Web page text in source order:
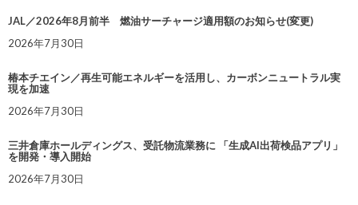
JAL／2026年8月前半 燃油サーチャージ適用額のお知らせ(変更)
2026年7月30日
椿本チエイン／再生可能エネルギーを活用し、カーボンニュートラル実
現を加速
2026年7月30日
三井倉庫ホールディングス、受託物流業務に 「生成AI出荷検品アプリ」
を開発・導入開始
2026年7月30日